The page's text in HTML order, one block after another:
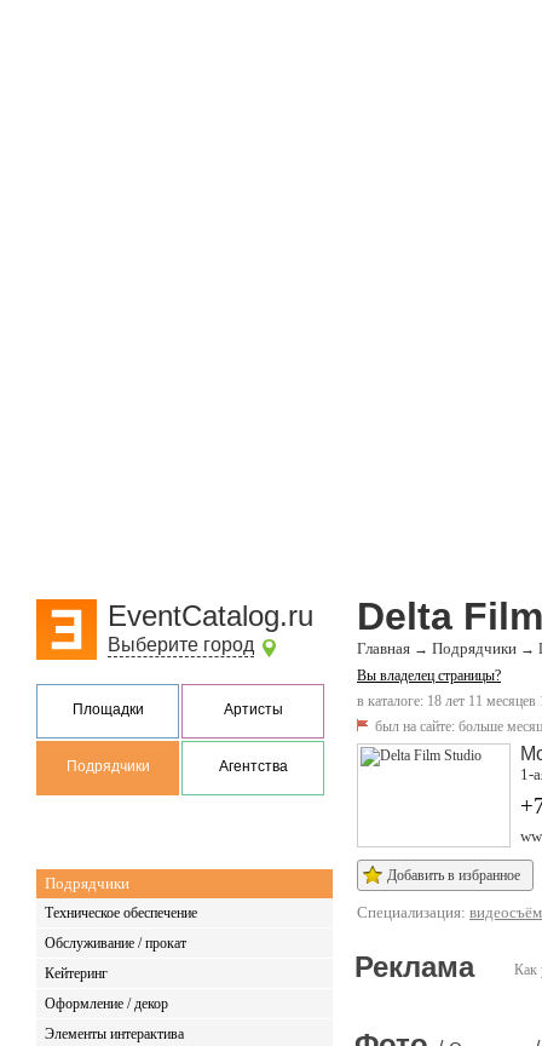
EventCatalog.ru
Выберите город
Площадки Артисты
Подрядчики Агентства
Подрядчики
Техническое обеспечение
Обслуживание / прокат
Кейтеринг
Оформление / декор
Элементы интерактива
Delta
Главная → Подрядчики →
Вы владелец страницы?
в каталоге: 18 лет 11 месяцев
был на сайте: больше
1-
Добавить в избранное
Специализация:
Как
Реклама